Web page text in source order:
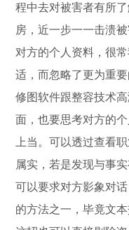
程中去对被害者有所
房，近一步一一击溃
对方的个人资料，很
适，而忽略了更为重
修图软件跟整容技术
面，也要思考对方的
上当。可以透过查看
属实，若是发现与事
可以要求对方影象对
的方法之一，毕竟文